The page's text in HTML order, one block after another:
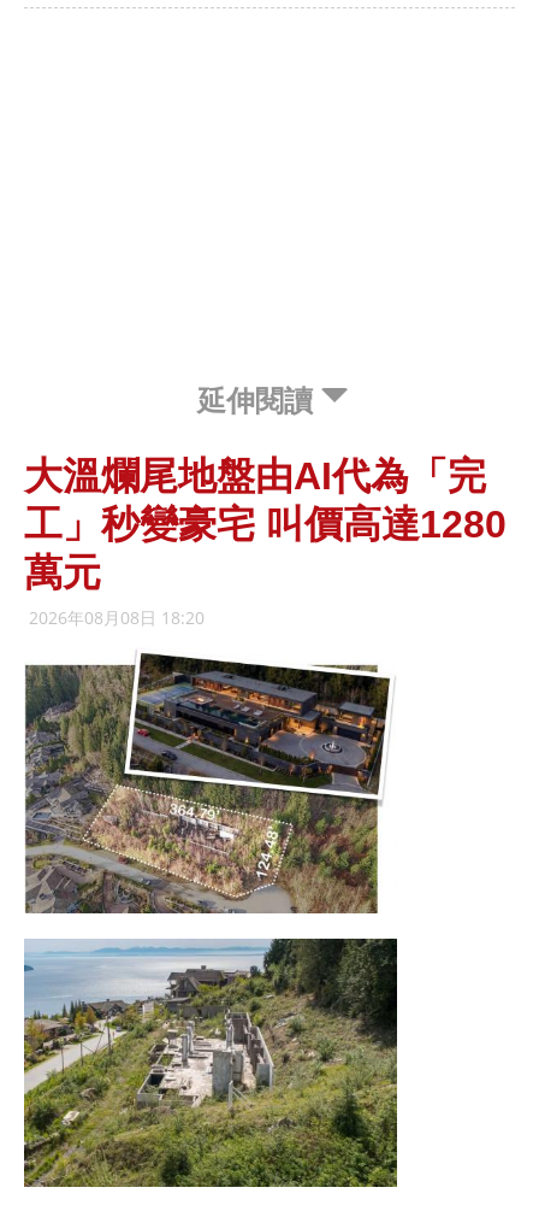
延伸閱讀
大溫爛尾地盤由AI代為「完
工」秒變豪宅 叫價高達1280
萬元
2026年08月08日 18:20